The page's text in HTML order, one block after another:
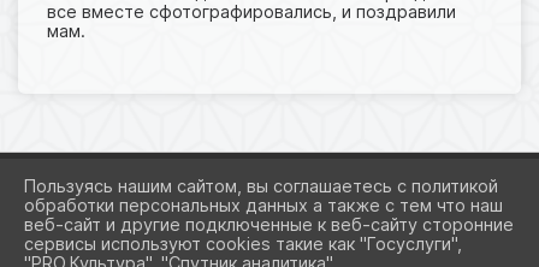
все вместе сфотографировались, и поздравили
мам.
2026 Г. KAZAN-CRD.RU
ВХОД
Пользуясь нашим сайтом, вы соглашаетесь с политикой
обработки персональных данных а также с тем что наш
веб-сайт и другие подключенные к веб-сайту сторонние
сервисы используют cookies такие как "Госуслуги",
"PRO.Культура", "Спутник аналитика".